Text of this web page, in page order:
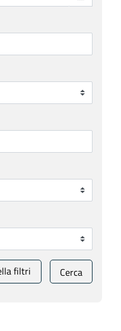
filtri Cerca